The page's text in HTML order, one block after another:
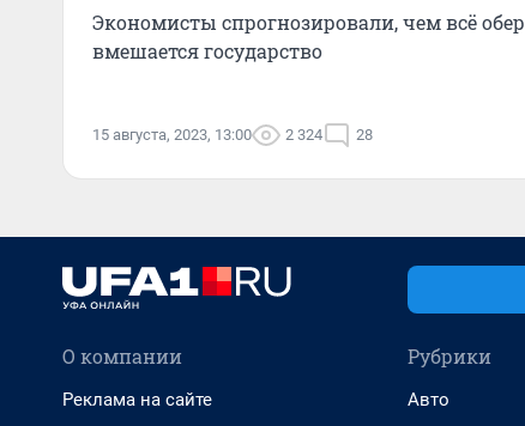
Экономисты спрогнозировали, чем всё
вмешается государство
15 августа, 2023, 13:00 2 324 28
О компании
Реклама на сайте
Рубрики
Авто